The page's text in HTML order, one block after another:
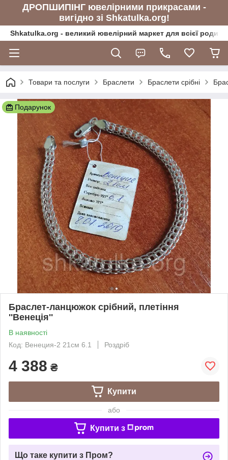
ДРОПШИПІНГ ювелірними прикрасами -
вигідно зі Shkatulka.org!
Shkatulka.org - великий ювелірний маркет для всієї
Товари та послуги Браслети Браслети срібні
Подарунок
Браслет-ланцюжок срібний, плетіння
''Венеція''
В наявності
Код: Венеция-2 21см 6.1
Роздріб
4 388 ₴
Купити
або
Купити з
Що таке купити з Пром?